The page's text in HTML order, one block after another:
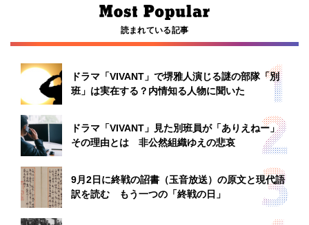
読まれている記事
ドラマ「VIVANT」で堺雅人演じる謎の部隊「別
班」は実在する？内情知る人物に聞いた
ドラマ「VIVANT」見た別班員が「ありえねー」
その理由とは 非公然組織ゆえの悲哀
9月2日に終戦の詔書（玉音放送）の原文と現代語
訳を読む もう一つの「終戦の日」